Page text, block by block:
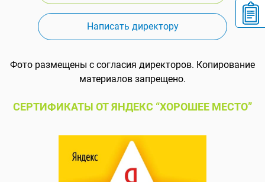
Написать директору
Фото размещены с согласия директоров. Копирование
материалов запрещено.
СЕРТИФИКАТЫ ОТ ЯНДЕКС “ХОРОШЕЕ МЕСТО”